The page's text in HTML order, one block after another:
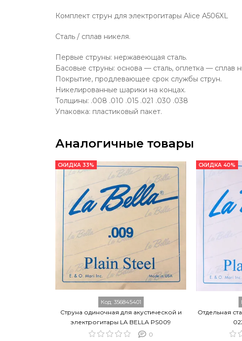
Комплект струн для электрогитары Alice A506XL
Сталь / сплав никеля.
Первые струны: нержавеющая сталь.
Басовые струны: основа — сталь, оплетка — сплав
Покрытие, продлевающее срок службы струн.
Никелированные шарики на концах.
Толщины: .008 .010 .015 .021 .030 .038
Упаковка: пластиковый пакет.
Аналогичные товары
СКИДКА 33%
Код: 356845401
Струна одиночная для акустической и
электрогитары LA BELLA PS009
0
СКИДКА 40%
Отдельная